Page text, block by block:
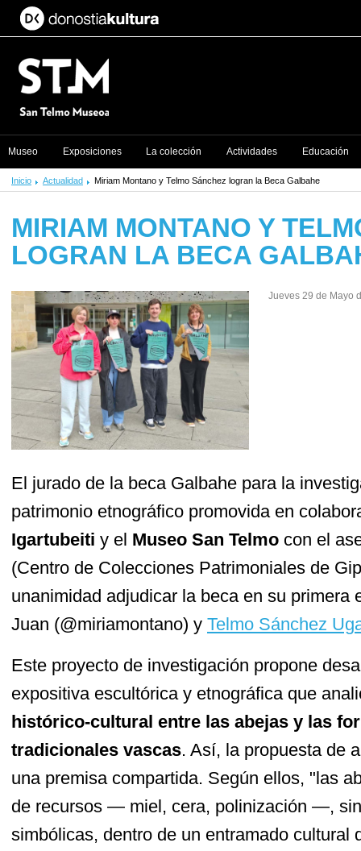
Inicio Actualidad Miriam Montano y Telmo Sánchez logran la Beca Galbahe
MIRIAM MONTANO Y
LOGRAN LA BECA
Jueves 29 de Mayo
El jurado de la beca Galbahe para la
patrimonio etnográfico promovida en
Igartubeiti y el Museo San Telmo con el
(Centro de Colecciones Patrimoniales de
unanimidad adjudicar la beca en su primera
Juan (@miriamontano) y Telmo Sánchez
Este proyecto de investigación propone
expositiva escultórica y etnográfica que
histórico-cultural entre las abejas y las
tradicionales vascas. Así, la propuesta de
una premisa compartida. Según ellos, "las
de recursos — miel, cera, polinización —,
simbólicas, dentro de un entramado cultural
Museo Exposiciones La colección Actividades Educación